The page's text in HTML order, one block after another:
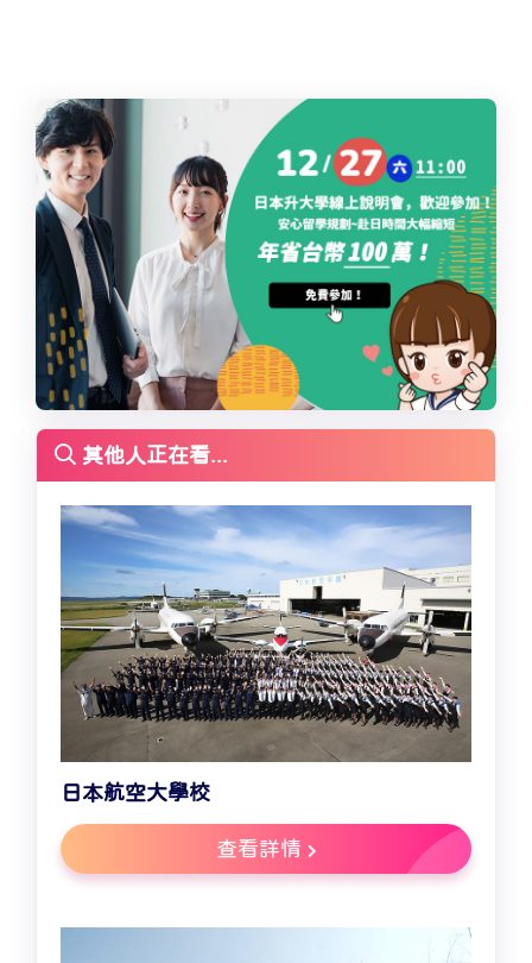
其他人正在看...
日本航空大學校
查看詳情